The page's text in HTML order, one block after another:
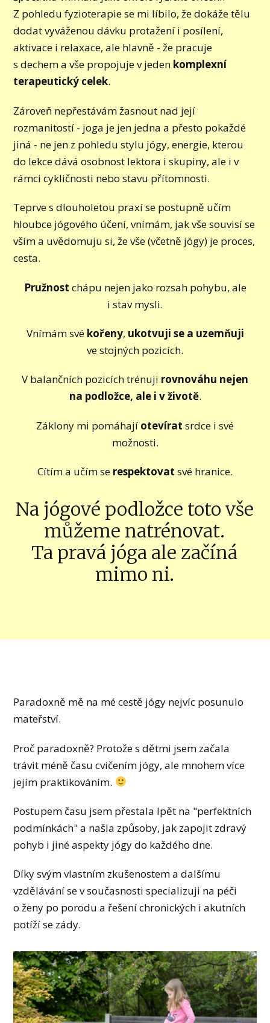
Z pohledu fyzioterapie se mi líbilo, že dokáže tělu
dodat vyváženou dávku protažení i posílení,
aktivace i relaxace, ale hlavně - že pracuje
s dechem a vše propojuje v jeden komplexní
terapeutický celek.
Zároveň nepřestávám žasnout nad její
rozmanitostí - joga je jen jedna a přesto pokaždé
jiná - ne jen z pohledu stylu jógy, energie, kterou
do lekce dává osobnost lektora i skupiny, ale i v
rámci cykličnosti nebo stavu přítomnosti.
Teprve s dlouholetou praxí se postupně učím
hloubce jógového účení, vnímám, jak vše souvisí se
vším a uvědomuju si, že vše (včetně jógy) je proces,
cesta.
Pružnost chápu nejen jako rozsah pohybu, ale
i stav mysli.
Vnímám své kořeny, ukotvuji se a uzemňuji
ve stojných pozicích.
V balančních pozicích trénuji rovnováhu nejen
na podložce, ale i v životě.
Záklony mi pomáhají otevírat srdce i své
možnosti.
Cítím a učím se respektovat své hranice.
Na jógové podložce toto vše
můžeme natrénovat.
Ta pravá jóga ale začíná
mimo ni.
Paradoxně mě na mé cestě jógy nejvíc posunulo
mateřství.
Proč paradoxně? Protože s dětmi jsem začala
trávit méně času cvičením jógy, ale mnohem více
jejím praktikováním.
Postupem času jsem přestala lpět na "perfektních
podmínkách" a našla způsoby, jak zapojit zdravý
pohyb i jiné aspekty jógy do každého dne.
Díky svým vlastním zkušenostem a dalšímu
vzdělávání se v současnosti specializuji na péči
o ženy po porodu a řešení chronických i akutních
potíží se zády.